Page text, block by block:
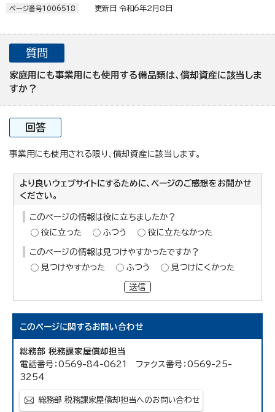
ページ番号1006518 更新日 令和6年2月8日
質問
家庭用にも事業用にも使用する備品類は、償却資産に該当しま
すか？
回答
事業用にも使用される限り、償却資産に該当します。
より良いウェブサイトにするために、ページのご感想をお聞かせ
ください。
このページの情報は役に立ちましたか？
役に立った
ふつう 役に立たなかった
このページの情報は見つけやすかったですか？
見つけやすかった
ふつう 見つけにくかった
送信
このページに関するお問い合わせ
総務部 税務課家屋償却担当
電話番号：0569-84-0621 ファクス番号：0569-25-
3254
総務部 税務課家屋償却担当へのお問い合わせ